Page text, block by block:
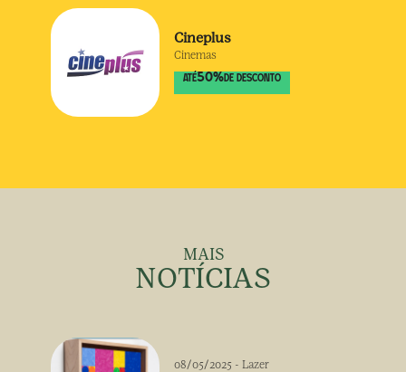
Cineplus
Cinemas
ATÉ50% DE DESCONTO
MAIS
NOTÍCIAS
08/05/2025 - Lazer